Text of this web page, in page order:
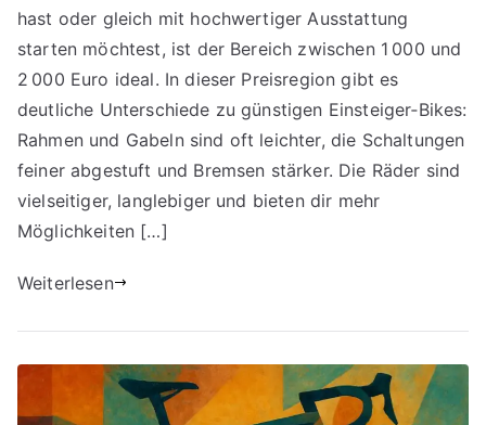
hast oder gleich mit hochwertiger Ausstattung
starten möchtest, ist der Bereich zwischen 1 000 und
2 000 Euro ideal. In dieser Preisregion gibt es
deutliche Unterschiede zu günstigen Einsteiger‑Bikes:
Rahmen und Gabeln sind oft leichter, die Schaltungen
feiner abgestuft und Bremsen stärker. Die Räder sind
vielseitiger, langlebiger und bieten dir mehr
Möglichkeiten […]
Weiterlesen